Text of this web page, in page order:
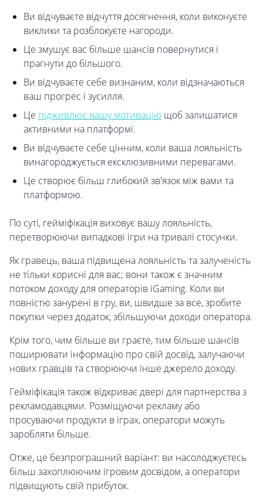
Ви відчуваєте відчуття досягнення, коли виконуєте
виклики та розблокуєте нагороди.
Це змушує вас більше шансів повернутися і
прагнути до більшого.
Ви відчуваєте себе визнаним, коли відзначаються
ваш прогрес і зусилля.
Це підживлює вашу мотивацію щоб залишатися
активними на платформі.
Ви відчуваєте себе цінним, коли ваша лояльність
винагороджується ексклюзивними перевагами.
Це створює більш глибокий зв'язок між вами та
платформою.
По суті, гейміфікація виховує вашу лояльність,
перетворюючи випадкові ігри на тривалі стосунки.
Як гравець, ваша підвищена лояльність та залученість
не тільки корисні для вас; вони також є значним
потоком доходу для операторів iGaming. Коли ви
повністю занурені в гру, ви, швидше за все, зробите
покупки через додаток, збільшуючи доходи оператора.
Крім того, чим більше ви граєте, тим більше шансів
поширювати інформацію про свій досвід, залучаючи
нових гравців та створюючи інше джерело доходу.
Гейміфікація також відкриває двері для партнерства з
рекламодавцями. Розміщуючи рекламу або
просуваючи продукти в іграх, оператори можуть
заробляти більше.
Отже, це безпрограшний варіант: ви насолоджуєтесь
більш захоплюючим ігровим досвідом, а оператори
підвищують свій прибуток.